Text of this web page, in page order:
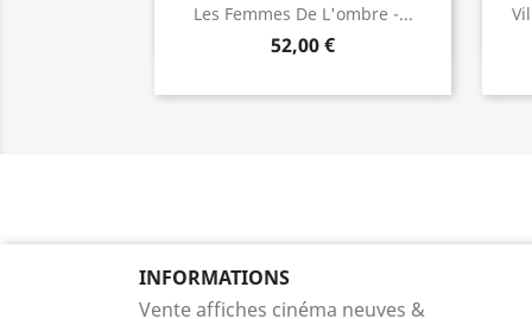
Les Femmes De L'ombre -...
52,00 €
Aperçu rapide
INFORMATIONS
Vente affiches cinéma neuves &